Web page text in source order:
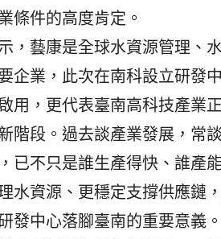
條件的高度肯定。
，藝康是全球水資源管理、
企業，此次在南科設立研發
用，更代表臺南高科技產業
階段。過去談產業發展，常
已不只是誰生產得快、誰產
水資源、更穩定支撐供應鏈
發中心落腳臺南的重要意義。